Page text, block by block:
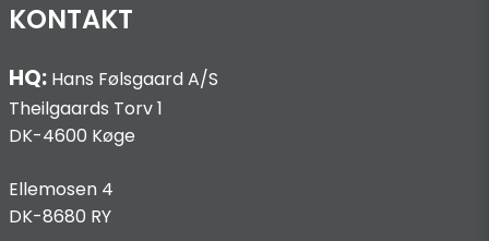
KONTAKT
HQ: Hans Følsgaard A/S
Theilgaards Torv 1
DK-4600 Køge
Ellemosen 4
DK-8680 RY